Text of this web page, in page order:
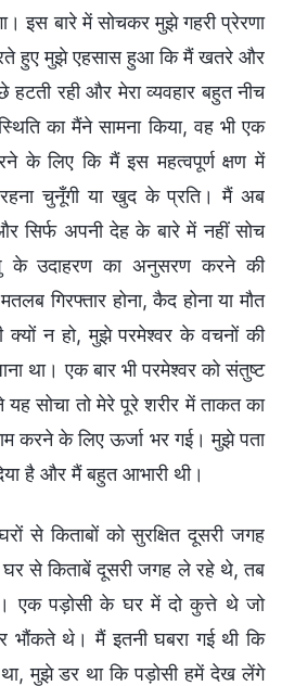
इस बारे में सोचकर मुझे गहरी प्रेरणा
हुए मुझे एहसास हुआ कि मैं खतरे और
रही और मेरा व्यवहार बहुत नीच
का मैंने सामना किया, वह भी एक
के लिए कि मैं इस महत्वपूर्ण क्षण में
रहना चुनूँगी या खुद के प्रति। मैं अब
सिर्फ अपनी देह के बारे में नहीं सोच
के उदाहरण का अनुसरण करने की
गिरफ्तार होना, कैद होना या मौत
क्यों न हो, मुझे परमेश्वर के वचनों की
था। एक बार भी परमेश्वर को संतुष्ट
सोचा तो मेरे पूरे शरीर में ताकत का
करने के लिए ऊर्जा भर गई। मुझे पता
है और मैं बहुत आभारी थी।
से किताबों को सुरक्षित दूसरी जगह
से किताबें दूसरी जगह ले रहे थे, तब
एक पड़ोसी के घर में दो कुत्ते थे जो
भौंकते थे। मैं इतनी घबरा गई थी कि
मुझे डर था कि पड़ोसी हमें देख लेंगे